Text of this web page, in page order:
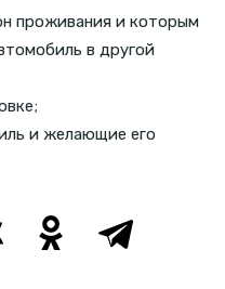
проживания и которым
в другой
и желающие его